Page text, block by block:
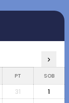
›
PT SOB
31
1